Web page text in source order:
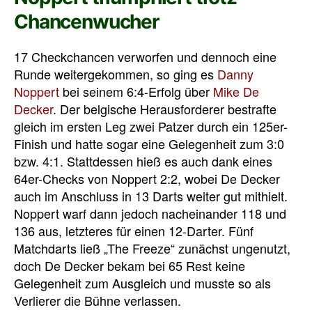
Chancenwucher
17 Checkchancen verworfen und dennoch eine
Runde weitergekommen, so ging es Danny
Noppert bei seinem 6:4-Erfolg über Mike De
Decker. Der belgische Herausforderer bestrafte
gleich im ersten Leg zwei Patzer durch ein 125er-
Finish und hatte sogar eine Gelegenheit zum 3:0
bzw. 4:1. Stattdessen hieß es auch dank eines
64er-Checks von Noppert 2:2, wobei De Decker
auch im Anschluss in 13 Darts weiter gut mithielt.
Noppert warf dann jedoch nacheinander 118 und
136 aus, letzteres für einen 12-Darter. Fünf
Matchdarts ließ „The Freeze“ zunächst ungenutzt,
doch De Decker bekam bei 65 Rest keine
Gelegenheit zum Ausgleich und musste so als
Verlierer die Bühne verlassen.